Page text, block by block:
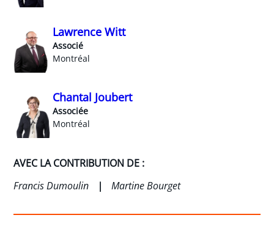
Lawrence Witt
Associé
Montréal
Chantal Joubert
Associée
Montréal
AVEC LA CONTRIBUTION DE :
Francis Dumoulin
Martine Bourget